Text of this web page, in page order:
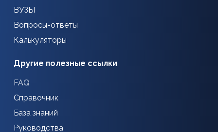
ВУЗЫ
Вопросы-ответы
Калькуляторы
Другие полезные ссылки
FAQ
Справочник
База знаний
Руководства